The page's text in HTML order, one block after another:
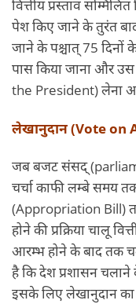
वित्तीय प्रस्ताव
पेश किए जाने के तुरंत
जाने के पश्चात् 75 दिनों
पास किया जाना और उस
the President) लेना
लेखानुदान (Vote on
जब बजट संसद्
चर्चा काफी लम्बे समय
(Appropriation Bill)
होने की प्रक्रिया चालू
आरम्भ होने के बाद तक
है कि देश प्रशासन चलाने
इसके लिए लेखानुदान का